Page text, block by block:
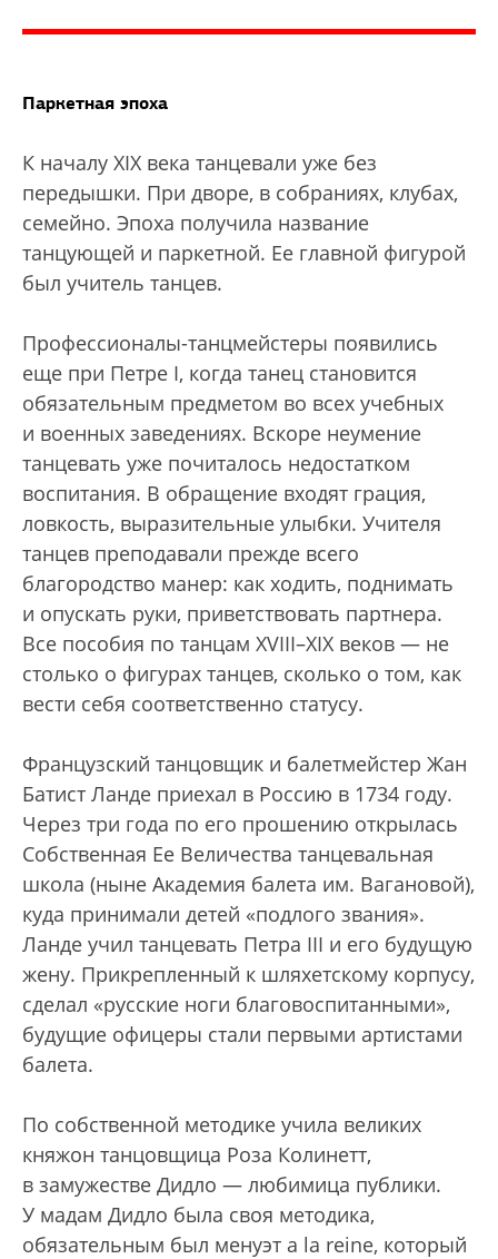
Паркетная эпоха
К началу XIX века танцевали уже без
передышки. При дворе, в собраниях, клубах,
семейно. Эпоха получила название
танцующей и паркетной. Ее главной фигурой
был учитель танцев.
Профессионалы-танцмейстеры появились
еще при Петре I, когда танец становится
обязательным предметом во всех учебных
и военных заведениях. Вскоре неумение
танцевать уже почиталось недостатком
воспитания. В обращение входят грация,
ловкость, выразительные улыбки. Учителя
танцев преподавали прежде всего
благородство манер: как ходить, поднимать
и опускать руки, приветствовать партнера.
Все пособия по танцам XVIII–XIX веков — не
столько о фигурах танцев, сколько о том, как
вести себя соответственно статусу.
Французский танцовщик и балетмейстер Жан
Батист Ланде приехал в Россию в 1734 году.
Через три года по его прошению открылась
Собственная Ее Величества танцевальная
школа (ныне Академия балета им. Вагановой),
куда принимали детей «подлого звания».
Ланде учил танцевать Петра III и его будущую
жену. Прикрепленный к шляхетскому корпусу,
сделал «русские ноги благовоспитанными»,
будущие офицеры стали первыми артистами
балета.
По собственной методике учила великих
княжон танцовщица Роза Колинетт,
в замужестве Дидло — любимица публики.
У мадам Дидло была своя методика,
обязательным был менуэт a la reine, который